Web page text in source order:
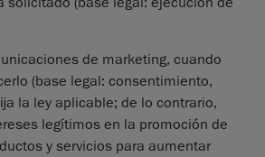
de marketing, cuando
(base legal: consentimiento,
la ley aplicable; de lo contrario,
legítimos en la promoción de
y servicios para aumentar